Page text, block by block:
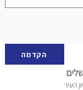
הקדמה
העיר